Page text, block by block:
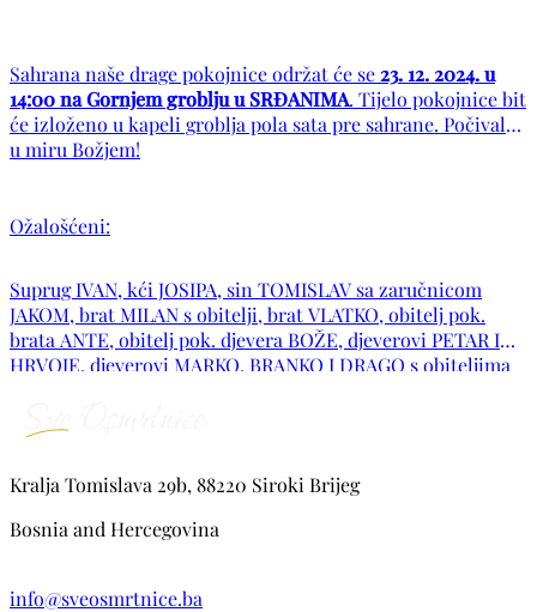
Sahrana naše drage pokojnice održat će se23. 12. 2024. u
14:00 na Gornjem groblju u SRĐANIMA. Tijelo pokojnice bit
će izloženo u kapeli groblja pola sata pre sahrane. Počivala
u miru Božjem!
Ožalošćeni:
Suprug IVAN, kći JOSIPA, sin TOMISLAV sa zaručnicom
JAKOM, brat MILAN s obitelji, brat VLATKO, obitelj pok.
brata ANTE, obitelj pok. djevera BOŽE, djeverovi PETAR I
HRVOJE, djeverovi MARKO, BRANKO I DRAGO s obiteljima
Kralja Tomislava 29b, 88220 Siroki Brijeg
Bosnia and Hercegovina
info@sveosmrtnice.ba